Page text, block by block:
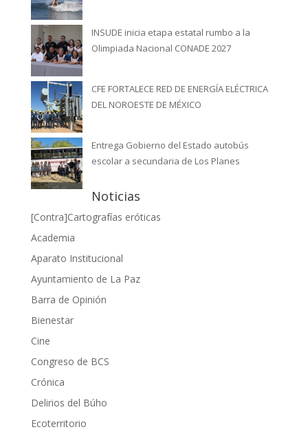
INSUDE inicia etapa estatal rumbo a la
Olimpiada Nacional CONADE 2027
CFE FORTALECE RED DE ENERGÍA ELÉCTRICA
DEL NOROESTE DE MÉXICO
Entrega Gobierno del Estado autobús
escolar a secundaria de Los Planes
Noticias
[Contra]Cartografías eróticas
Academia
Aparato Institucional
Ayuntamiento de La Paz
Barra de Opinión
Bienestar
Cine
Congreso de BCS
Crónica
Delirios del Búho
Ecoterritorio